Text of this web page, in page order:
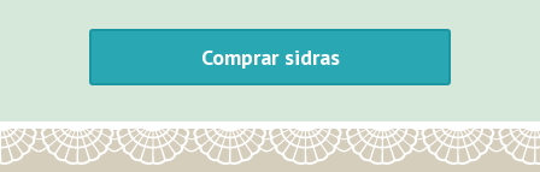
Comprar sidras